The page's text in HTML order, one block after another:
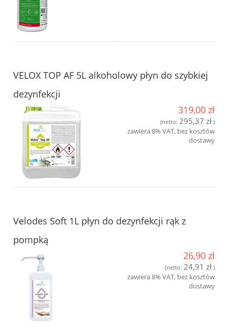
VELOX TOP AF 5L alkoholowy płyn do szybkiej
dezynfekcji
319,00 zł
(netto: 295,37 zł )
zawiera 8% VAT, bez kosztów
dostawy
Velodes Soft 1L płyn do dezynfekcji rąk z
pompką
26,90 zł
(netto: 24,91 zł )
zawiera 8% VAT, bez kosztów
dostawy